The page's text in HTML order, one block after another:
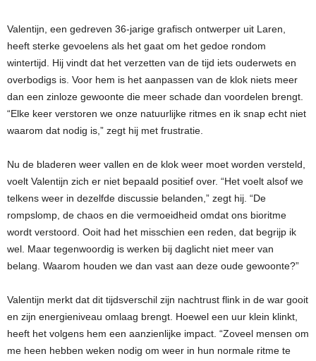
Valentijn, een gedreven 36-jarige grafisch ontwerper uit Laren,
heeft sterke gevoelens als het gaat om het gedoe rondom
wintertijd. Hij vindt dat het verzetten van de tijd iets ouderwets en
overbodigs is. Voor hem is het aanpassen van de klok niets meer
dan een zinloze gewoonte die meer schade dan voordelen brengt.
“Elke keer verstoren we onze natuurlijke ritmes en ik snap echt niet
waarom dat nodig is,” zegt hij met frustratie.
Nu de bladeren weer vallen en de klok weer moet worden versteld,
voelt Valentijn zich er niet bepaald positief over. “Het voelt alsof we
telkens weer in dezelfde discussie belanden,” zegt hij. “De
rompslomp, de chaos en die vermoeidheid omdat ons bioritme
wordt verstoord. Ooit had het misschien een reden, dat begrijp ik
wel. Maar tegenwoordig is werken bij daglicht niet meer van
belang. Waarom houden we dan vast aan deze oude gewoonte?”
Valentijn merkt dat dit tijdsverschil zijn nachtrust flink in de war gooit
en zijn energieniveau omlaag brengt. Hoewel een uur klein klinkt,
heeft het volgens hem een aanzienlijke impact. “Zoveel mensen om
me heen hebben weken nodig om weer in hun normale ritme te